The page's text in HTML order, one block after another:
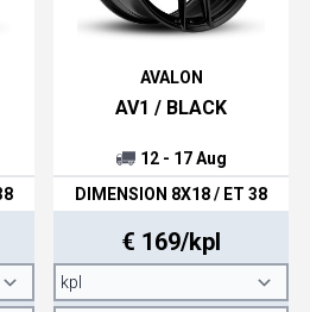
AVALON
AV1 / BLACK
12 - 17 Aug
DIMENSION 8X18 / ET 38
€ 169/kpl